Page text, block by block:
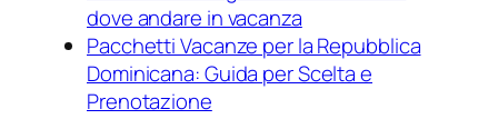
dove andare in vacanza
Pacchetti Vacanze per la Repubblica
Dominicana: Guida per Scelta e
Prenotazione